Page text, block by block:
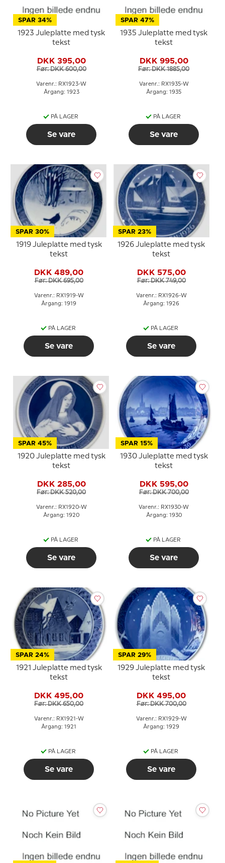
SPAR 34%
1923 Juleplatte med tysk
tekst
DKK 395,00
Før: DKK 600,00
Varenr.: RX1923-W
Årgang: 1923
PÅ LAGER
Se vare
SPAR 47%
1935 Juleplatte med tysk
tekst
DKK 995,00
Før: DKK 1885,00
Varenr.: RX1935-W
Årgang: 1935
PÅ LAGER
Se vare
SPAR 30%
1919 Juleplatte med tysk
tekst
DKK 489,00
Før: DKK 695,00
Varenr.: RX1919-W
Årgang: 1919
PÅ LAGER
Se vare
SPAR 23%
1926 Juleplatte med tysk
tekst
DKK 575,00
Før: DKK 749,00
Varenr.: RX1926-W
Årgang: 1926
PÅ LAGER
Se vare
SPAR 45%
1920 Juleplatte med tysk
tekst
DKK 285,00
Før: DKK 520,00
Varenr.: RX1920-W
Årgang: 1920
PÅ LAGER
Se vare
SPAR 15%
1930 Juleplatte med tysk
tekst
DKK 595,00
Før: DKK 700,00
Varenr.: RX1930-W
Årgang: 1930
PÅ LAGER
Se vare
SPAR 24%
1921 Juleplatte med tysk
tekst
DKK 495,00
Før: DKK 650,00
Varenr.: RX1921-W
Årgang: 1921
PÅ LAGER
Se vare
SPAR 29%
1929 Juleplatte med tysk
tekst
DKK 495,00
Før: DKK 700,00
Varenr.: RX1929-W
Årgang: 1929
PÅ LAGER
Se vare